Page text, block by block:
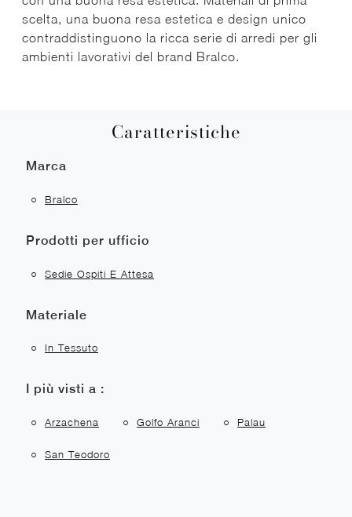
scelta, una buona resa estetica e design unico
contraddistinguono la ricca serie di arredi per gli
ambienti lavorativi del brand Bralco.
Caratteristiche
Marca
Bralco
Prodotti per ufficio
Sedie Ospiti E Attesa
Materiale
In Tessuto
I più visti a :
Arzachena Golfo Aranci Palau
San Teodoro